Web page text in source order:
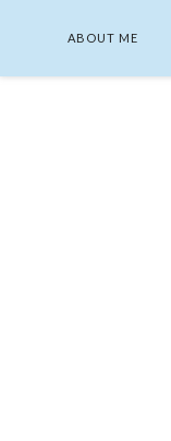
ABOUT ME